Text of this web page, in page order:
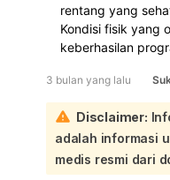
rentang yang
Kondisi fisik yang
keberhasilan
3 bulan yang lalu
Disclaimer:
adalah informasi
medis resmi dari